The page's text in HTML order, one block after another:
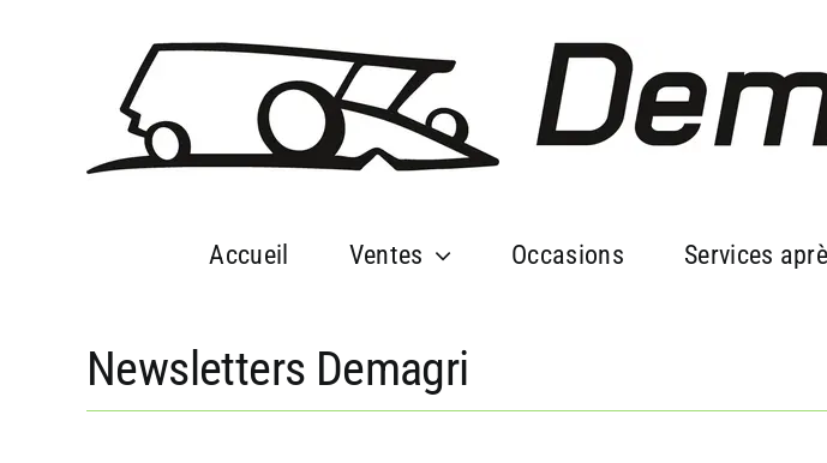
Accueil Ventes Occasions Services
Newsletters Demagri